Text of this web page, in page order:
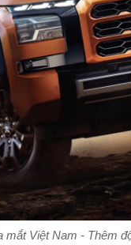
mắt Việt Nam - Thêm